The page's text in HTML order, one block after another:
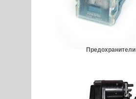
Предохранители